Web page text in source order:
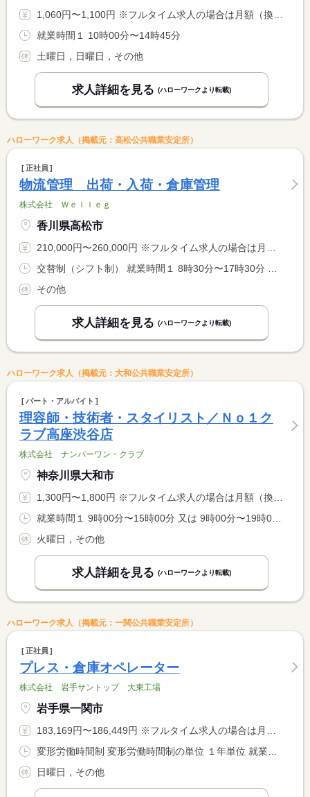
1,060円〜1,100円 ※フルタイム求人の場合は月額（換算額）、パート求人の場合は時間額を表示しています。
就業時間１ 10時00分〜14時45分
土曜日，日曜日，その他
求人詳細を見る (ハローワークより転載)
ハローワーク求人（掲載元：高松公共職業安定所）
正社員
物流管理 出荷・入荷・倉庫管理
株式会社 Ｗｅｌｌｅｇ
香川県高松市
210,000円〜260,000円 ※フルタイム求人の場合は月額（換算額）、パート求人の場合は時間額を表示しています。
その他
求人詳細を見る (ハローワークより転載)
ハローワーク求人（掲載元：大和公共職業安定所）
パート・アルバイト
理容師・技術者・スタイリスト／Ｎｏ１ク
ラブ高座渋谷店
株式会社 ナンバーワン・クラブ
神奈川県大和市
1,300円〜1,800円 ※フルタイム求人の場合は月額（換算額）、パート求人の場合は時間額を表示しています。
火曜日，その他
求人詳細を見る (ハローワークより転載)
ハローワーク求人（掲載元：一関公共職業安定所）
正社員
プレス・倉庫オペレーター
株式会社 岩手サントップ 大東工場
岩手県一関市
183,169円〜186,449円 ※フルタイム求人の場合は月額（換算額）、パート求人の場合は時間額を表示しています。
日曜日，その他